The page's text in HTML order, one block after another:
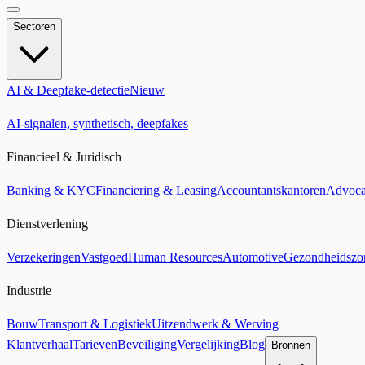
Sectoren
AI & Deepfake-detectieNieuw
AI-signalen, synthetisch, deepfakes
Financieel & Juridisch
Banking & KYCFinanciering & LeasingAccountantskantoren
Dienstverlening
VerzekeringenVastgoedHuman ResourcesAutomotive
Industrie
BouwTransport & LogistiekUitzendwerk & Werving
KlantverhaalTarievenBeveiligingVergelijkingBlog Bronnen